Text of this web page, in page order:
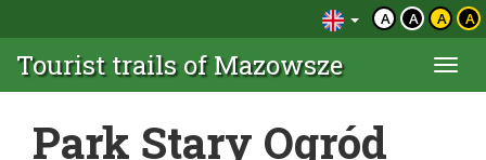
A A A A
Tourist trails of Mazowsze
Park Stary Ogród